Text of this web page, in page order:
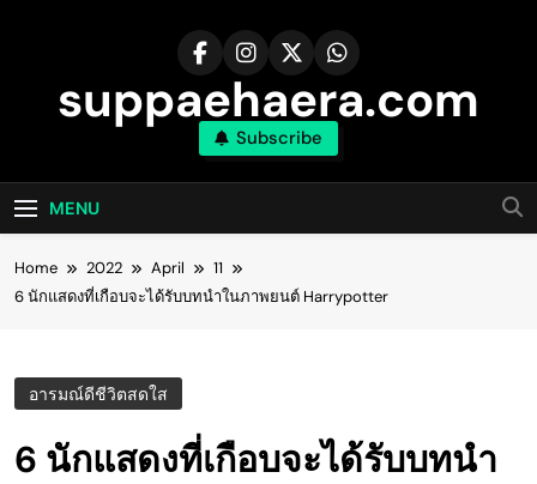
suppaehaera.com
Subscribe
MENU
Home 2022 April
11
6 นักแสดงที่เกือบจะได้รับบทนำในภาพยนต์ Harrypotter
อารมณ์ดีชีวิตสดใส
6 นักแสดงที่เกือบจะได้รับบทนำ